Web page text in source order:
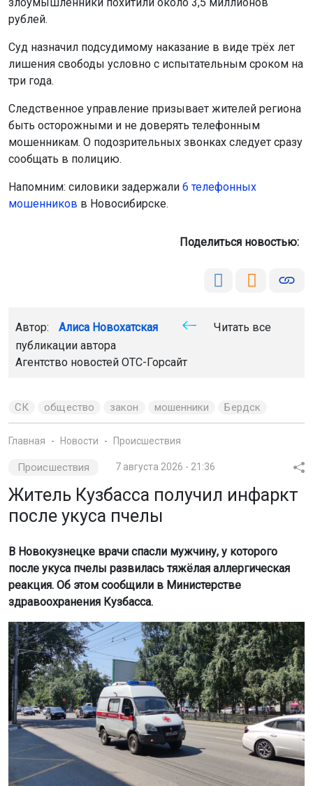
рублей.
Суд назначил подсудимому наказание в виде трёх лет
лишения свободы условно с испытательным сроком на
три года.
Следственное управление призывает жителей региона
быть осторожными и не доверять телефонным
мошенникам. О подозрительных звонках следует сразу
сообщать в полицию.
Напомним: силовики задержали 6 телефонных
мошенников в Новосибирске.
Поделиться новостью:
Автор: Алиса Новохатская
Читать все
публикации автора
Агентство новостей ОТС-Горсайт
СК общество закон мошенники Бердск
Главная Новости Происшествия
Происшествия 7 августа 2026 - 21:36
Житель Кузбасса получил инфаркт
после укуса пчелы
В Новокузнецке врачи спасли мужчину, у которого
после укуса пчелы развилась тяжёлая аллергическая
реакция. Об этом сообщили в Министерстве
здравоохранения Кузбасса.